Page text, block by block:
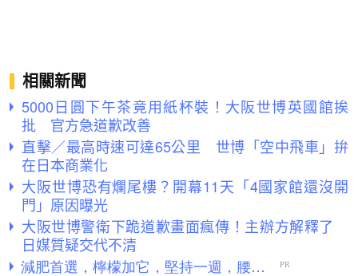
相關新聞
5000日圓下午茶竟用紙杯裝！大阪世博英國館挨
批 官方急道歉改善
直擊／最高時速可達65公里 世博「空中飛車」拚
在日本商業化
大阪世博恐有爛尾樓？開幕11天「4國家館還沒開
門」原因曝光
大阪世博警衛下跪道歉畫面瘋傳！主辦方解釋了
日媒質疑交代不清